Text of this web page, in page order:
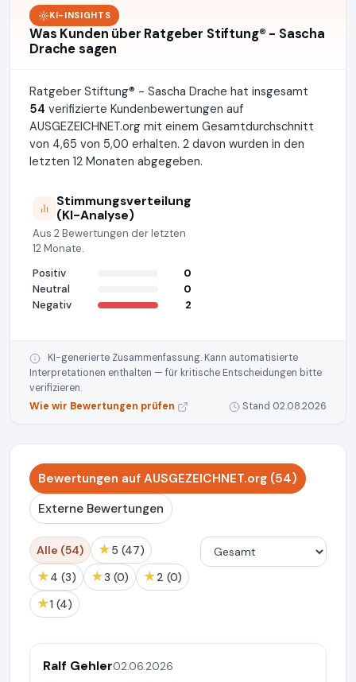
KI-INSIGHTS
Was Kunden über Ratgeber Stiftung® - Sascha
Drache sagen
Ratgeber Stiftung® - Sascha Drache hat insgesamt
54 verifizierte Kundenbewertungen auf
AUSGEZEICHNET.org mit einem Gesamtdurchschnitt
von 4,65 von 5,00 erhalten. 2 davon wurden in den
letzten 12 Monaten abgegeben.
Stimmungsverteilung
(KI-Analyse)
Aus 2 Bewertungen der letzten
12 Monate.
Positiv
0
Neutral
0
Negativ
2
KI-generierte Zusammenfassung. Kann automatisierte
Interpretationen enthalten — für kritische Entscheidungen bitte
verifizieren.
Wie wir Bewertungen prüfen
Stand 02.08.2026
Bewertungen auf AUSGEZEICHNET.org (54)
Externe Bewertungen
Alle (54) ★ 5 (47)
★ 4 (3) ★ 3 (0) ★ 2 (0)
★ 1 (4)
Ralf Gehler02.06.2026